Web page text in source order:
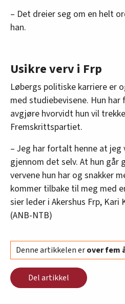
– Det dreier seg om en helt
han.
Usikre verv i Frp
Løbergs politiske karriere er
med studiebevisene. Hun
avgjøre hvorvidt hun vil
Fremskrittspartiet.
– Jeg har fortalt henne at jeg
gjennom det selv. At hun går
vervene hun har og snakker
kommer tilbake til meg med
sier leder i Akershus Frp, Kari
(ANB-NTB)
Denne artikkelen erover fem
Del artikkel